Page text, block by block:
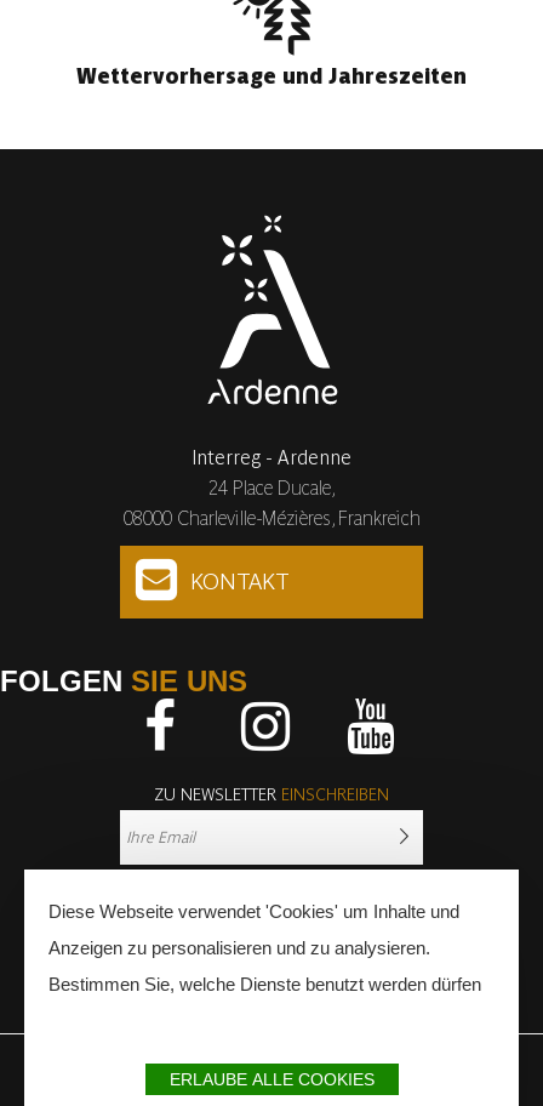
Wettervorhersage und Jahreszeiten
Interreg - Ardenne
24 Place Ducale,
08000 Charleville-Mézières, Frankreich
KONTAKT
FOLGEN SIE UNS
ZU NEWSLETTER EINSCHREIBEN
PRESSE FACHLEUTE
IMPRESSUM SITEMAP PARTNER
Diese Webseite verwendet 'Cookies' um Inhalte und
Anzeigen zu personalisieren und zu analysieren.
Bestimmen Sie, welche Dienste benutzt werden dürfen
ERLAUBE ALLE COOKIES